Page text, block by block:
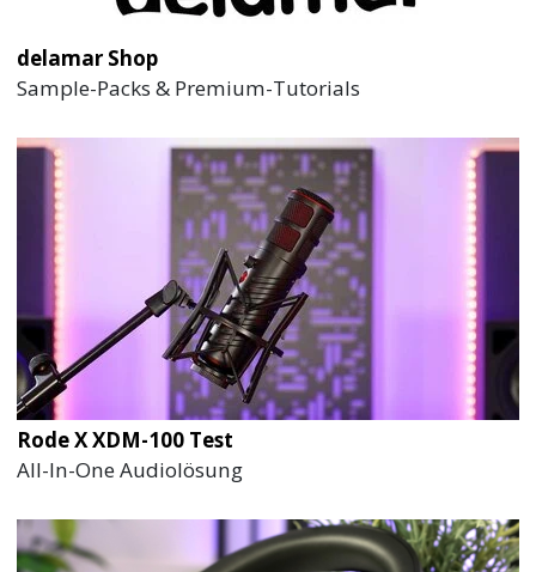
delamar Shop
Sample-Packs & Premium-Tutorials
Rode X XDM-100 Test
All-In-One Audiolösung